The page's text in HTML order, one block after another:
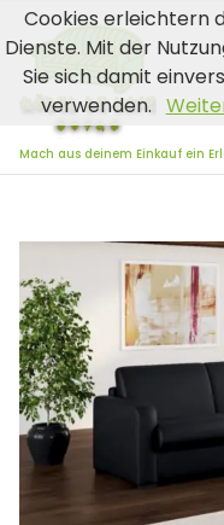
Zum
Inhalt
springen
Mach aus deinem Einkauf ein
Cookies erleichtern
Dienste. Mit der
Sie sich damit
verwenden.